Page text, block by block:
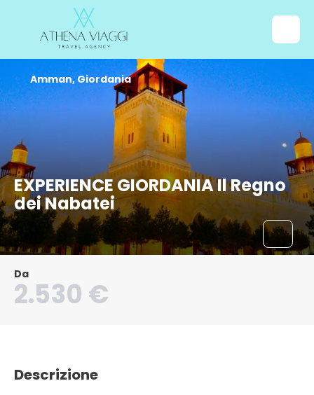
EXPERIENCE GIORDANIA Il Regno
dei Nabatei
Amman, Giordania
Da
2.530 €
Descrizione